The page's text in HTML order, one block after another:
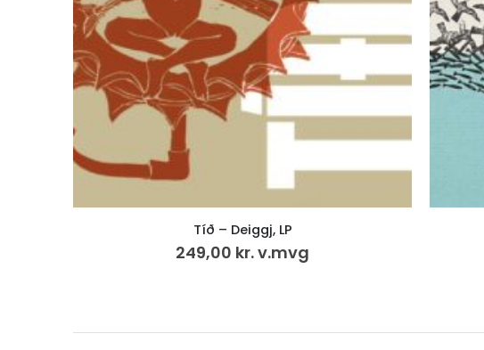
Náttúrunnar Børn (15)
40,00